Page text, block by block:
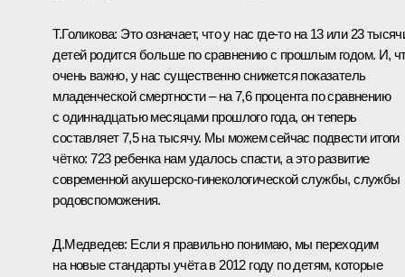
Т.Голикова: Это означает, что у нас где‑то на 13 или 23
детей родится больше по сравнению с прошлым годом. И,
очень важно, у нас существенно снижется показатель
младенческой смертности – на 7,6 процента по сравнению
с одиннадцатью месяцами прошлого года, он теперь
составляет 7,5 на тысячу. Мы можем сейчас подвести итоги
чётко: 723 ребенка нам удалось спасти, а это развитие
современной акушерско-гинекологической службы, службы
родовспоможения.
Д.Медведев: Если я правильно понимаю, мы переходим
на новые стандарты учёта в 2012 году по детям, которые